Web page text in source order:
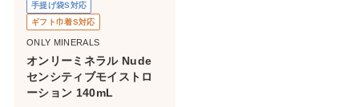
手提げ袋S対応
ギフト巾着S対応
ONLY MINERALS
オンリーミネラル Nude
センシティブモイストロ
ーション 140mL